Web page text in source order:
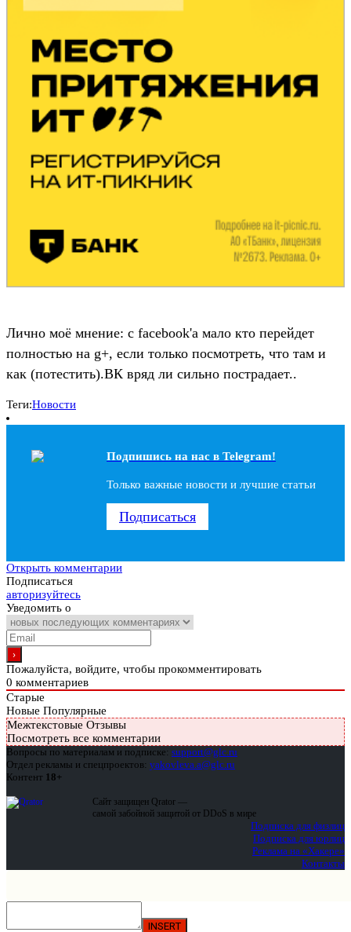
Лично моё мнение: с facebook'a мало кто перейдет
полностью на g+, если только посмотреть, что там и
как (потестить).ВК вряд ли сильно пострадает..
Теги:Новости
Подпишись на наc в Telegram!
Только важные новости и лучшие статьи
Подписаться
Открыть комментарии
Подписаться
авторизуйтесь
Уведомить о
Пожалуйста, войдите, чтобы прокомментировать
0 комментариев
Старые
Новые Популярные
Межтекстовые Отзывы
Посмотреть все комментарии
Вопросы по материалам и подписке: support@glc.ru
Отдел рекламы и спецпроектов: yakovleva.a@glc.ru
Контент 18+
Сайт защищен Qrator —
самой забойной защитой от DDoS в мире
Подписка для физлиц
Подписка для юрлиц
Реклама на «Хакере»
Контакты
INSERT